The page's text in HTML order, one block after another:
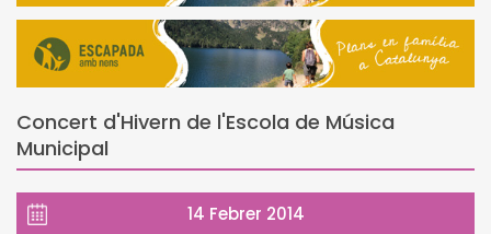
Concert d'Hivern de l'Escola de Música
Municipal
14 Febrer 2014